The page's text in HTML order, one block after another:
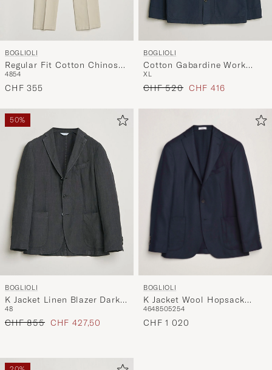
BOGLIOLI
Regular Fit Cotton Chinos
Beige
4854
CHF 355
BOGLIOLI
Cotton Gabardine Work
Jacket Navy
XL
Regulärer Preis
CHF 520 Reduzierter Preis
CHF 416
50%
BOGLIOLI
K Jacket Linen Blazer Dark
Brown
48
Regulärer Preis
CHF 855 Reduzierter Preis
CHF 427,50
BOGLIOLI
K Jacket Wool Hopsack
Blazer Navy
4648505254
CHF 1 020